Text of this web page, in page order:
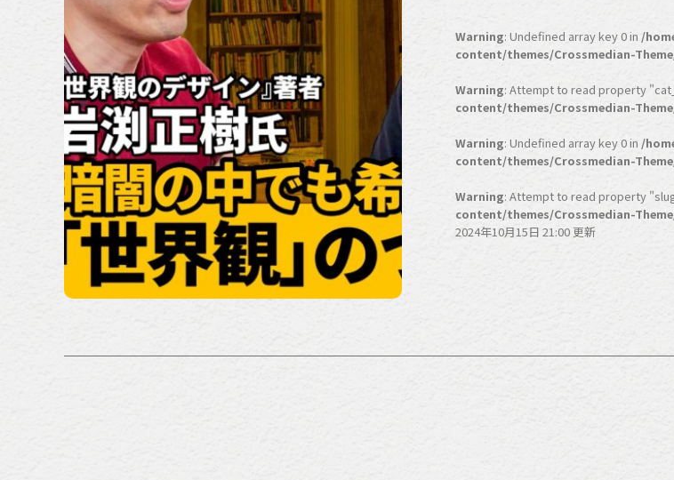
Warning: Undefined array key 0 in /
content/themes/Crossmedian-
Warning: Attempt to read property
content/themes/Crossmedian-
Warning: Undefined array key 0 in /
content/themes/Crossmedian-
Warning: Attempt to read property
content/themes/Crossmedian-
2024年10月15日 21:00 更新